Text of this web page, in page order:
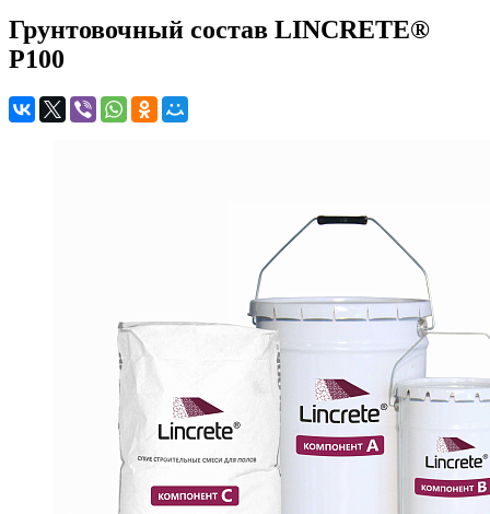
Грунтовочный состав LINCRETE®
P100